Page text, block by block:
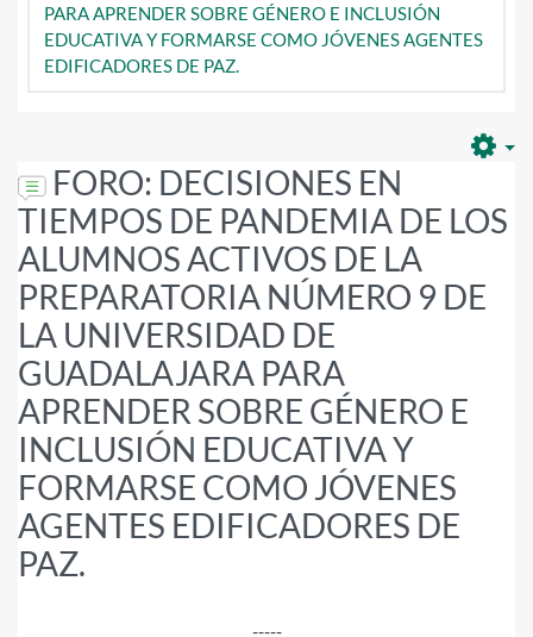
PARA APRENDER SOBRE GÉNERO E INCLUSIÓN
EDUCATIVA Y FORMARSE COMO JÓVENES AGENTES
EDIFICADORES DE PAZ.
FORO: DECISIONES EN
TIEMPOS DE PANDEMIA DE LOS
ALUMNOS ACTIVOS DE LA
PREPARATORIA NÚMERO 9 DE
LA UNIVERSIDAD DE
GUADALAJARA PARA
APRENDER SOBRE GÉNERO E
INCLUSIÓN EDUCATIVA Y
FORMARSE COMO JÓVENES
AGENTES EDIFICADORES DE
PAZ.
-----